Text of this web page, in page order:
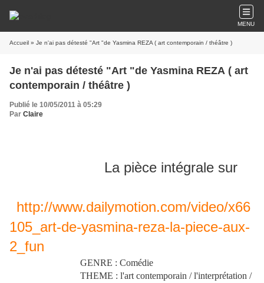
MENU
Accueil » Je n'ai pas détesté "Art "de Yasmina REZA ( art contemporain / théâtre )
Je n'ai pas détesté "Art "de Yasmina REZA ( art
contemporain / théâtre )
Publié le 10/05/2011 à 05:29
Par Claire
La pièce intégrale sur
http://www.dailymotion.com/video/x66
105_art-de-yasmina-reza-la-piece-aux-
2_fun
GENRE : Comédie
THEME : l'art contemporain / l'interprétation /